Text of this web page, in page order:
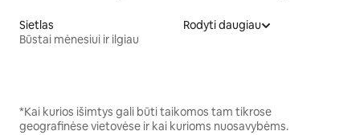
Sietlas
Būstai mėnesiui ir ilgiau
Rodyti daugiau
*Kai kurios išimtys gali būti taikomos tam tikrose
geografinėse vietovėse ir kai kurioms nuosavybėms.